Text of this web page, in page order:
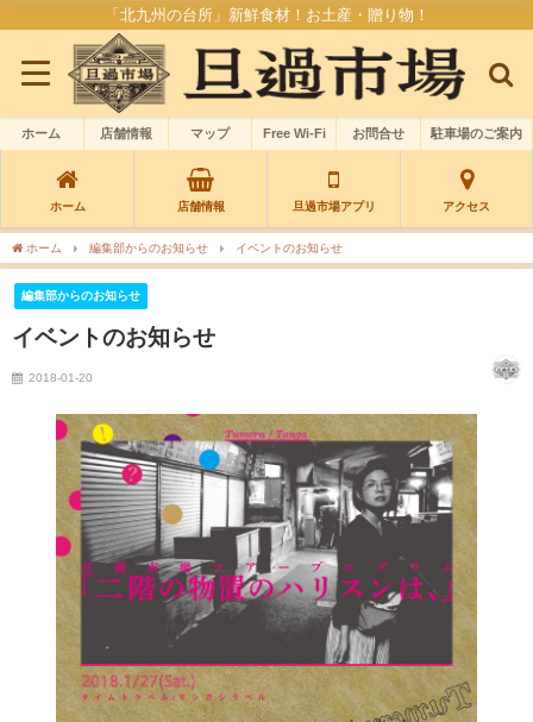
「北九州の台所」新鮮食材！お土産・贈り物！
ホーム 店舗情報 マップ Free Wi-Fi お問合せ 駐車場のご案内
ホーム 店舗情報 旦過市場アプリ アクセス
ホーム 編集部からのお知らせ イベントのお知らせ
編集部からのお知らせ
イベントのお知らせ
2018-01-20